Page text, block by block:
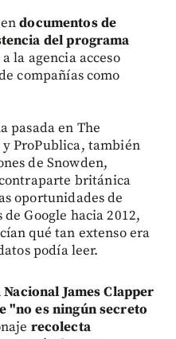
endocumentos de
del programa
la agencia acceso
compañías como
pasada en The
ProPublica, también
de Snowden,
británica
oportunidades de
Google hacia 2012,
qué tan extenso era
podía leer.
James Clapper
"no es ningún secreto
recolecta